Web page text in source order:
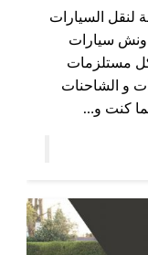
السيارات
سيارات
مستلزمات
و الشاحنات
كنت و…